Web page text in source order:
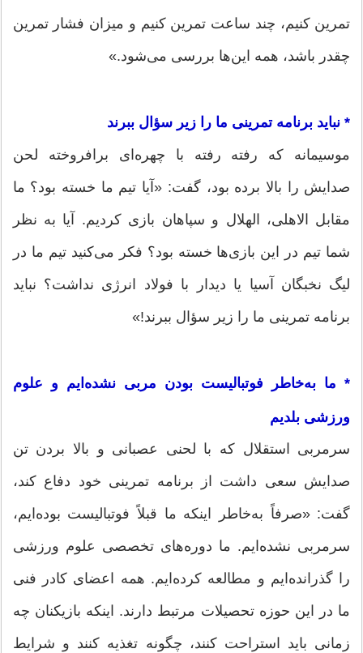
تمرین کنیم، چند ساعت تمرین کنیم و میزان فشار تمرین
چقدر باشد، همه این‌ها بررسی می‌شود.»
* نباید برنامه تمرینی ما را زیر سؤال ببرند
موسیمانه که رفته رفته با چهره‌ای برافروخته لحن
صدایش را بالا برده بود، گفت: «آیا تیم ما خسته بود؟ ما
مقابل الاهلی، الهلال و سپاهان بازی کردیم. آیا به نظر
شما تیم در این بازی‌ها خسته بود؟ فکر می‌کنید تیم ما در
لیگ نخبگان آسیا یا دیدار با فولاد انرژی نداشت؟ نباید
برنامه تمرینی ما را زیر سؤال ببرند!»
* ما به‌خاطر فوتبالیست بودن مربی نشده‌ایم و علوم
ورزشی بلدیم
سرمربی استقلال که با لحنی عصبانی و بالا بردن تن
صدایش سعی داشت از برنامه تمرینی خود دفاع کند،
گفت: «صرفاً به‌خاطر اینکه ما قبلاً فوتبالیست بوده‌ایم،
سرمربی نشده‌ایم. ما دوره‌های تخصصی علوم ورزشی
را گذرانده‌ایم و مطالعه کرده‌ایم. همه اعضای کادر فنی
ما در این حوزه تحصیلات مرتبط دارند. اینکه بازیکنان چه
زمانی باید استراحت کنند، چگونه تغذیه کنند و شرایط